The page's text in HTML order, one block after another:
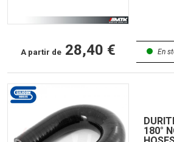
A partir de 28,40 € En
180°